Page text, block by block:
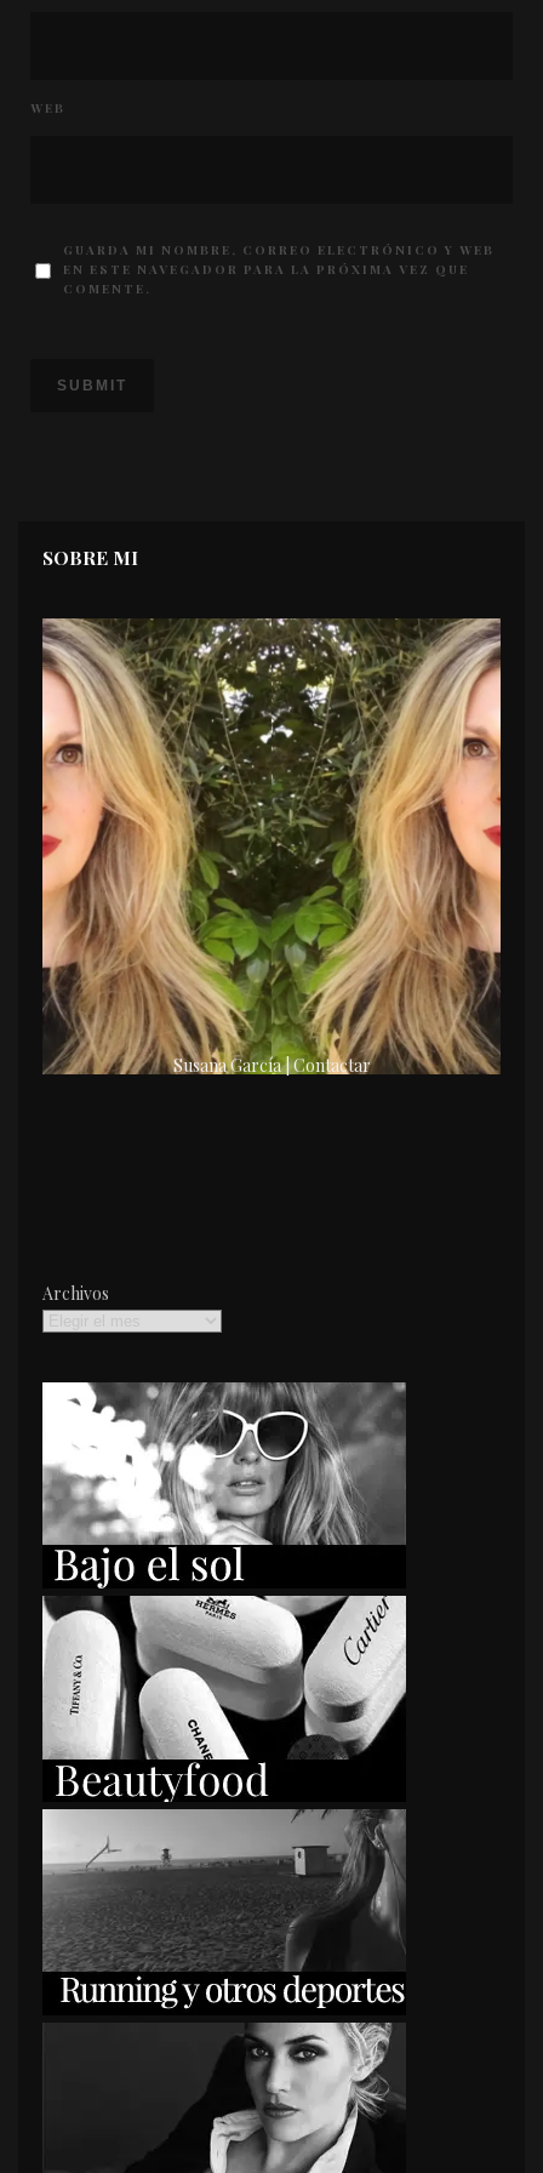
WEB
GUARDA MI NOMBRE, CORREO ELECTRÓNICO Y WEB
EN ESTE NAVEGADOR PARA LA PRÓXIMA VEZ QUE
COMENTE.
SOBRE MI
Susana García | Contactar
Archivos